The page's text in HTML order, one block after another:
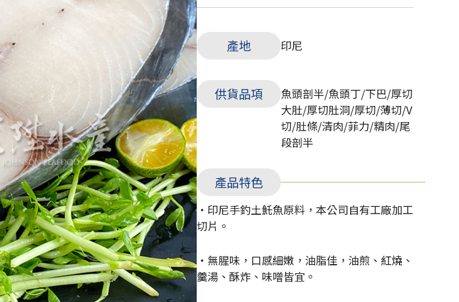
產地 印尼
供貨品項
魚頭剖半/魚頭丁/下巴/厚切
大肚/厚切肚洞/厚切/薄切/V
切/肚條/清肉/菲力/精肉/尾
段剖半
產品特色
・印尼手釣土魠魚原料，本公司自有工廠加工
切片。
・無腥味，口感細嫩，油脂佳，油煎、紅燒、
羹湯、酥炸、味噌皆宜。